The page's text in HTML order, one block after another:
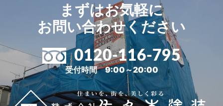
まずはお気軽に
お問い合わせください
0120-116-795
受付時間 9:00～20:00